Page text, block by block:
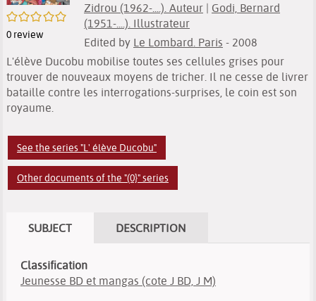
/5
0 review
Zidrou (1962-....). Auteur | Godi, Bernard
(1951-....). Illustrateur
Edited by Le Lombard. Paris - 2008
L'élève Ducobu mobilise toutes ses cellules grises pour
trouver de nouveaux moyens de tricher. Il ne cesse de livrer
bataille contre les interrogations-surprises, le coin est son
royaume.
See the series "L' élève Ducobu"
Other documents of the "(0}" series
SUBJECT DESCRIPTION
Classification
Jeunesse BD et mangas (cote J BD, J M)